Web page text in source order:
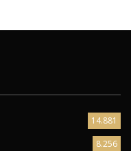
14.881
8.256